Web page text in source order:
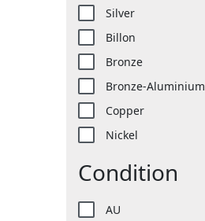
Silver
Billon
Bronze
Bronze-Aluminium
Copper
Nickel
Condition
AU